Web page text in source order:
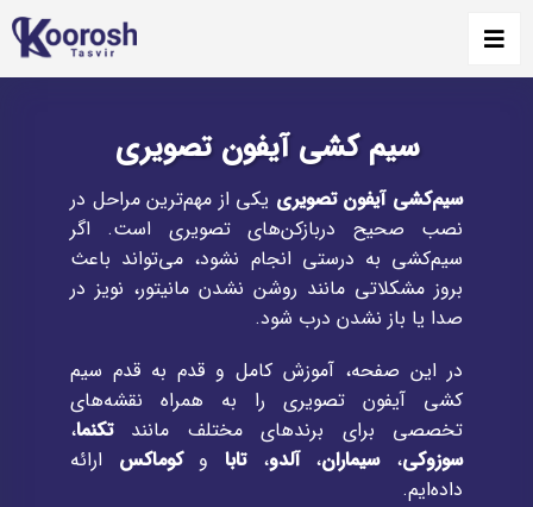
سیم کشی آیفون تصویری
سیم‌کشی آیفون تصویری یکی از مهم‌ترین مراحل در
نصب صحیح دربازکن‌های تصویری است. اگر
سیم‌کشی به درستی انجام نشود، می‌تواند باعث
بروز مشکلاتی مانند روشن نشدن مانیتور، نویز در
صدا یا باز نشدن درب شود.
در این صفحه، آموزش کامل و قدم به قدم سیم
کشی آیفون تصویری را به همراه نقشه‌های
تخصصی برای برندهای مختلف مانندتکنما،
سوزوکی،سیماران،آلدو،تاباوکوماکس ارائه
داده‌ایم.